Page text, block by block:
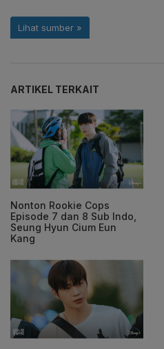
ARTIKEL TERKAIT
Nonton Rookie Cops
Episode 7 dan 8 Sub Indo,
Seung Hyun Cium Eun
Kang